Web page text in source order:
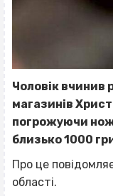
Чоловік вчинив
магазинів
погрожуючи
близько 1000
Про це
області.